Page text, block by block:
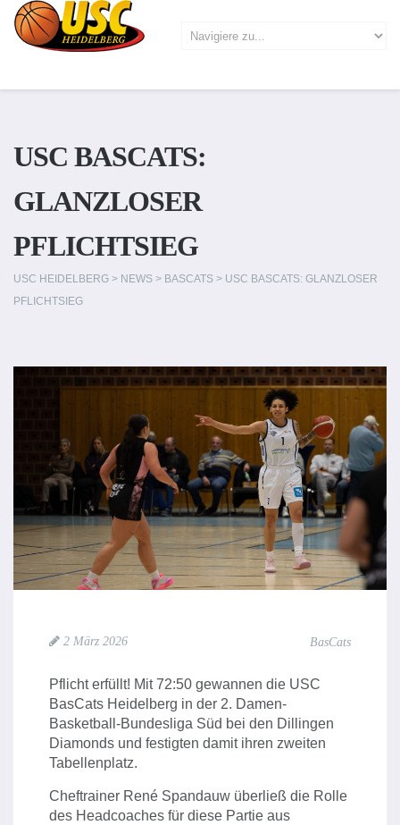
USC BASCATS:
GLANZLOSER
PFLICHTSIEG
USC HEIDELBERG > NEWS > BASCATS > USC BASCATS: GLANZLOSER
PFLICHTSIEG
2 März 2026 BasCats
Pflicht erfüllt! Mit 72:50 gewannen die USC
BasCats Heidelberg in der 2. Damen-
Basketball-Bundesliga Süd bei den Dillingen
Diamonds und festigten damit ihren zweiten
Tabellenplatz.
Cheftrainer René Spandauw überließ die Rolle
des Headcoaches für diese Partie aus